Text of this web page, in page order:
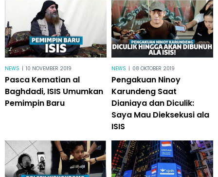
NEWS | 10 NOVEMBER 2019
Pasca Kematian al
Baghdadi, ISIS Umumkan
Pemimpin Baru
NEWS | 08 OKTOBER 2019
Pengakuan Ninoy
Karundeng Saat
Dianiaya dan Diculik:
Saya Mau Dieksekusi ala
ISIS